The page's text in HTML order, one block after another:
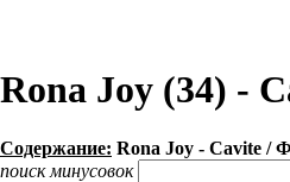
Rona Joy (34) -
Содержание: Rona Joy - Cavite /
поиск минусовок